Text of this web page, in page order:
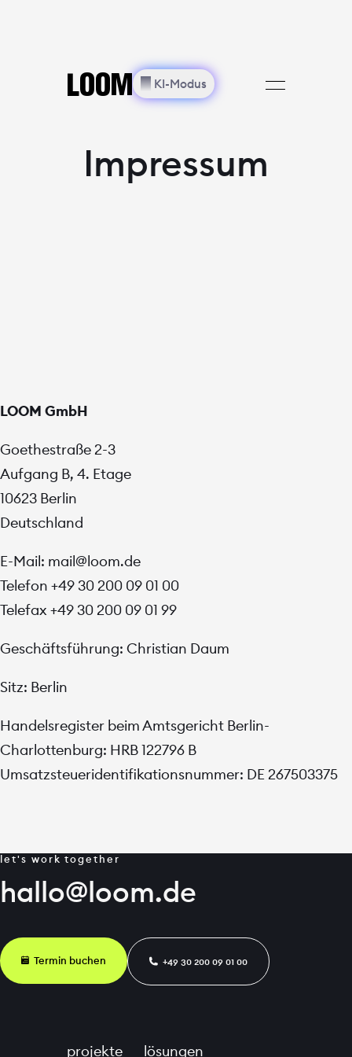
LOOM ✨︎ KI-Modus ═
Drupal
Barrierefreiheit
Über uns
ist Ihre Website?
Mehr erfahren →
🗓 Termin buchen
Impressum
LOOM GmbH
Goethestraße 2-3
Aufgang B, 4. Etage
10623 Berlin
Deutschland
E-Mail: mail@loom.de
Telefon +49 30 200 09 01 00
Telefax +49 30 200 09 01 99
Geschäftsführung: Christian Daum
Sitz: Berlin
Handelsregister beim Amtsgericht Berlin-
Charlottenburg: HRB 122796 B
Umsatzsteueridentifikationsnummer: DE 267503375
let's work together
hallo@loom.de
🗓 Termin buchen 📞︎ +49 30 200 09 01 00
projekte lösungen